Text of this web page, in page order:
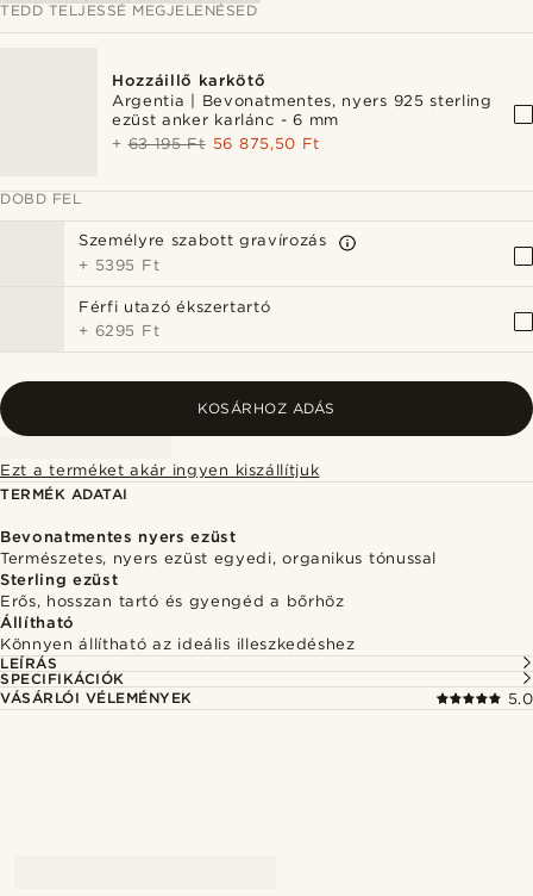
TEDD TELJESSÉ MEGJELENÉSED
Hozzáillő karkötő
Argentia | Bevonatmentes, nyers 925 sterling
ezüst anker karlánc - 6 mm
+63 195 Ft 56 875,50 Ft
DOBD FEL
Személyre szabott gravírozás
+ 5395 Ft
Férfi utazó ékszertartó
+ 6295 Ft
KOSÁRHOZ ADÁS
Ezt a terméket akár ingyen kiszállítjuk
TERMÉK ADATAI
Bevonatmentes nyers ezüst
Természetes, nyers ezüst egyedi, organikus tónussal
Sterling ezüst
Erős, hosszan tartó és gyengéd a bőrhöz
Állítható
Könnyen állítható az ideális illeszkedéshez
LEÍRÁS
SPECIFIKÁCIÓK
VÁSÁRLÓI VÉLEMÉNYEK
5.0